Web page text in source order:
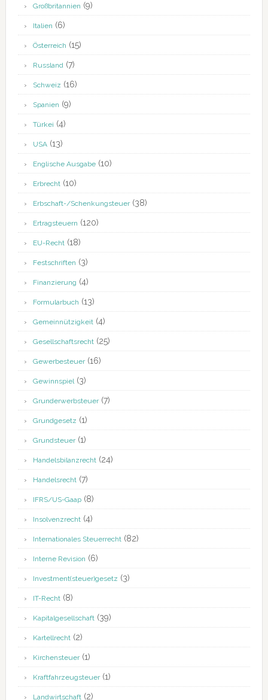
Großbritannien (9)
Italien (6)
Österreich (15)
Russland(7)
Schweiz (16)
Spanien (9)
Türkei (4)
USA(13)
Englische Ausgabe(10)
Erbrecht(10)
Erbschaft-/Schenkungsteuer(38)
Ertragsteuern (120)
EU-Recht(18)
Festschriften (3)
Finanzierung (4)
Formularbuch (13)
Gemeinnützigkeit(4)
Gesellschaftsrecht(25)
Gewerbesteuer(16)
Gewinnspiel(3)
Grunderwerbsteuer(7)
Grundgesetz (1)
Grundsteuer(1)
Handelsbilanzrecht(24)
Handelsrecht(7)
IFRS/US-Gaap(8)
Insolvenzrecht(4)
Internationales Steuerrecht(82)
Interne Revision (6)
Investment(steuer)gesetz (3)
IT-Recht(8)
Kapitalgesellschaft(39)
Kartellrecht(2)
Kirchensteuer(1)
Kraftfahrzeugsteuer(1)
Landwirtschaft(2)